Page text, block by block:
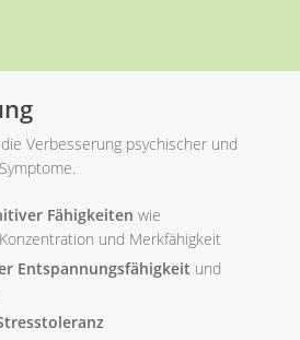
Verbesserung psychischer und
Fähigkeiten wie
und Merkfähigkeit
Entspannungsfähigkeit und